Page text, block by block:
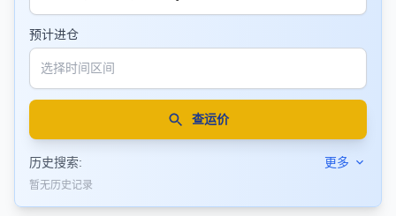
预计进仓
查运价
历史搜索: 更多
暂无历史记录